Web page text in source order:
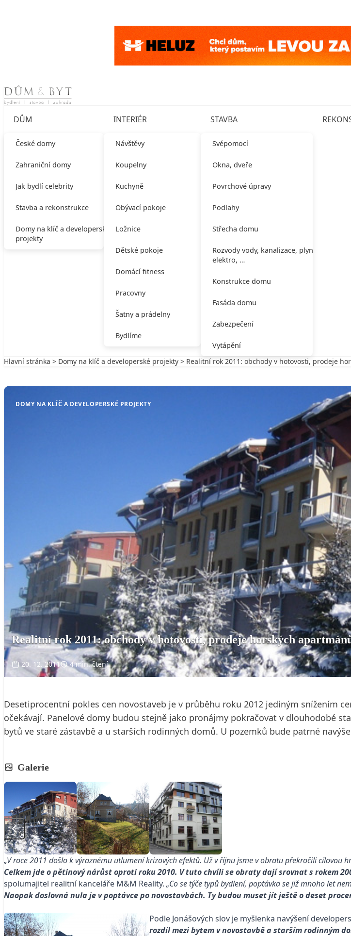
Skip to content
DŮM
České domy
Zahraniční domy
Jak bydlí celebrity
Stavba a rekonstrukce
Domy na klíč a developerské
projekty
INTERIÉR
Návštěvy
Koupelny
Kuchyně
Obývací pokoje
Ložnice
Dětské pokoje
Domácí fitness
Pracovny
Šatny a prádelny
Bydlíme
STAVBA
Svépomocí
Okna, dveře
Povrchové úpravy
Podlahy
Střecha domu
Rozvody vody, kanalizace, plynu,
elektro, …
Konstrukce domu
Fasáda domu
Zabezpečení
Vytápění
Hlavní stránka > Domy na klíč a developerské projekty > Realitní rok 2011: obchody v hotovosti, prodeje
DOMY NA KLÍČ A DEVELOPERSKÉ PROJEKTY
Realitní rok 2011: obchody v hotovosti, prodeje horských
20. 12. 2011 4 min. čtení
Desetiprocentní pokles cen novostaveb je v průběhu roku 2012 jediným snížením
očekávají. Panelové domy budou stejně jako pronájmy pokračovat v dlouhodobé
bytů ve staré zástavbě a u starších rodinných domů. U pozemků bude patrné
Galerie
„V roce 2011 došlo k výraznému utlumení krizových efektů. Už v říjnu jsme v obratu překročili
Celkem jde o pětinový nárůst oproti roku 2010. V tuto chvíli se obraty dají srovnat s rokem
spolumajitel realitní kanceláře M&M Reality. „Co se týče typů bydlení, poptávka se již mnoho let
Naopak doslovná nula je v poptávce po novostavbách. Ty budou muset jít ještě o deset
Podle Jonášových slov je myšlenka navýšení
rozdíl mezi bytem v novostavbě a starším rodinným